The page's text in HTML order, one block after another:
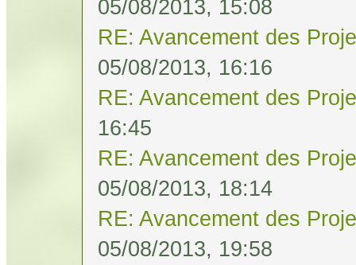
05/08/2013, 15:08
RE: Avancement des
05/08/2013, 16:16
RE: Avancement des
16:45
RE: Avancement des
05/08/2013, 18:14
RE: Avancement des
05/08/2013, 19:58